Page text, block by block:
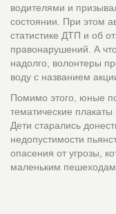
водителями и
состоянии. При этом
статистике ДТП и об
правонарушений. А
надолго, волонтеры
воду с названием
Помимо этого, юные
тематические
Дети старались
недопустимости
опасения от угрозы,
маленьким